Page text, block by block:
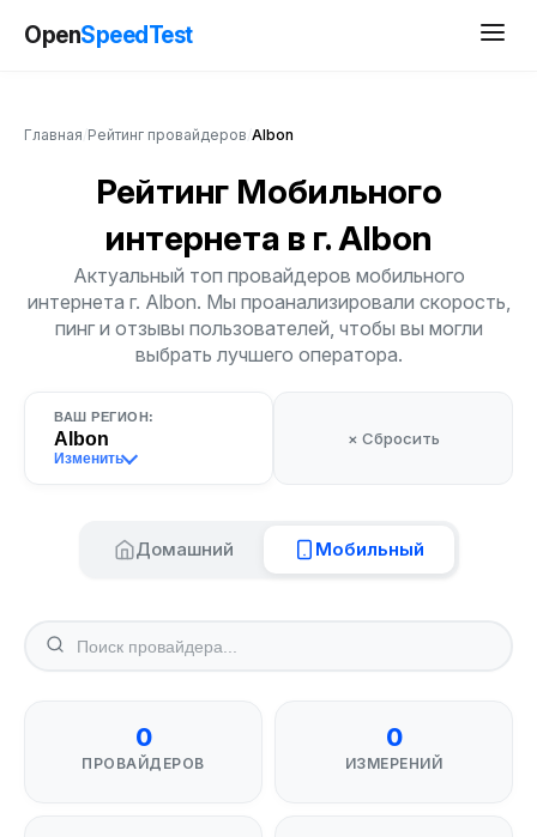
OpenSpeedTest
Главная Рейтинг провайдеров Albon
Рейтинг Мобильного
интернета в г. Albon
Актуальный топ провайдеров мобильного
интернета г. Albon. Мы проанализировали скорость,
пинг и отзывы пользователей, чтобы вы могли
выбрать лучшего оператора.
ВАШ РЕГИОН:
Albon
Изменить
× Сбросить
Домашний Мобильный
0
ПРОВАЙДЕРОВ
0
ИЗМЕРЕНИЙ